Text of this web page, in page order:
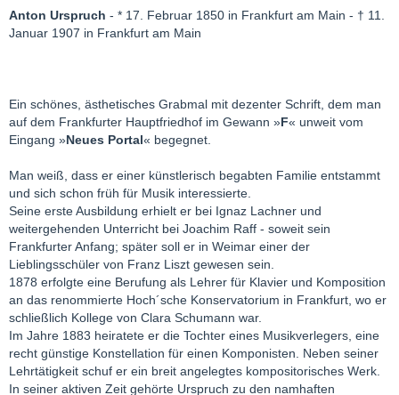
Anton Urspruch - * 17. Februar 1850 in Frankfurt am Main - † 11.
Januar 1907 in Frankfurt am Main
Ein schönes, ästhetisches Grabmal mit dezenter Schrift, dem man
auf dem Frankfurter Hauptfriedhof im Gewann »F« unweit vom
Eingang »Neues Portal« begegnet.
Man weiß, dass er einer künstlerisch begabten Familie entstammt
und sich schon früh für Musik interessierte.
Seine erste Ausbildung erhielt er bei Ignaz Lachner und
weitergehenden Unterricht bei Joachim Raff - soweit sein
Frankfurter Anfang; später soll er in Weimar einer der
Lieblingsschüler von Franz Liszt gewesen sein.
1878 erfolgte eine Berufung als Lehrer für Klavier und Komposition
an das renommierte Hoch´sche Konservatorium in Frankfurt, wo er
schließlich Kollege von Clara Schumann war.
Im Jahre 1883 heiratete er die Tochter eines Musikverlegers, eine
recht günstige Konstellation für einen Komponisten. Neben seiner
Lehrtätigkeit schuf er ein breit angelegtes kompositorisches Werk.
In seiner aktiven Zeit gehörte Urspruch zu den namhaften